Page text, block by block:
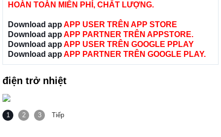
HOÀN TOÀN MIỄN PHÍ, CHẤT LƯỢNG.
Download app APP USER TRÊN APP STORE
Download app APP PARTNER TRÊN APPSTORE.
Download app APP USER TRÊN GOOGLE PPLAY
Download app APP PARTNER TRÊN GOOGLE PLAY.
điện trở nhiệt
1 2 3 Tiếp